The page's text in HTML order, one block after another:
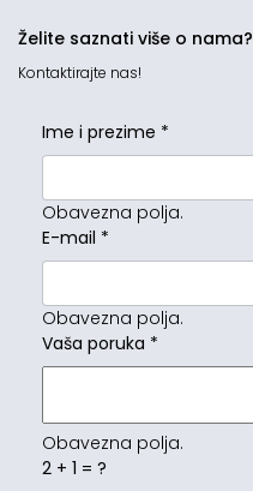
Želite saznati više o nama?
Kontaktirajte nas!
Ime i prezime *
Obavezna polja.
E-mail *
Obavezna polja.
Vaša poruka *
Obavezna polja.
2 + 1 = ?